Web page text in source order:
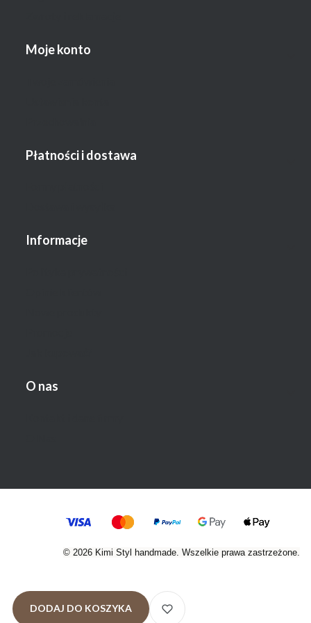
Moje konto
Płatności i dostawa
Informacje
O nas
© 2026 Kimi Styl handmade. Wszelkie prawa zastrzeżone.
DODAJ DO KOSZYKA